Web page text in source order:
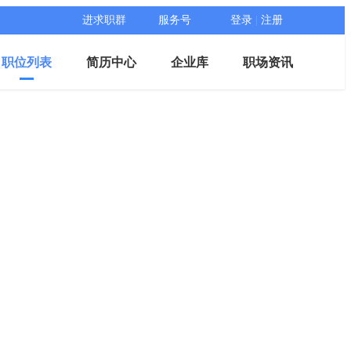
进求职群 服务号 登录 注册
职位列表 简历中心 企业库 职场资讯